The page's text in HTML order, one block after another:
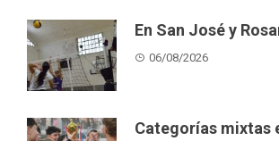
En San José y
06/08/2026
Categorías mixtas